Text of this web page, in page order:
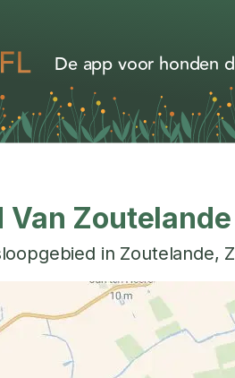
De app voor honden
Van Zoutelande
in Zoutelande,